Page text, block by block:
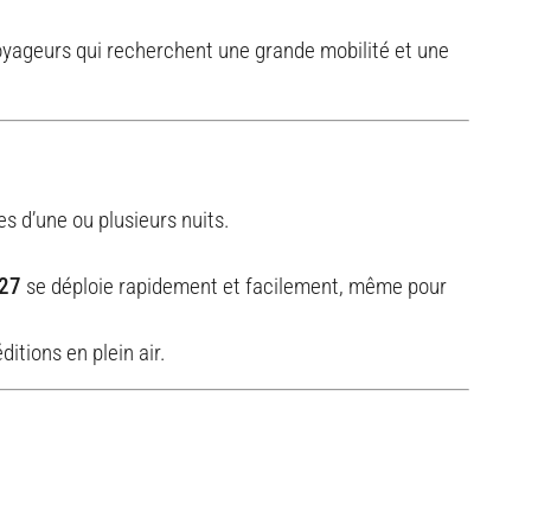
qui recherchent une grande mobilité et une
d’une ou plusieurs nuits.
se déploie rapidement et facilement, même pour
en plein air.